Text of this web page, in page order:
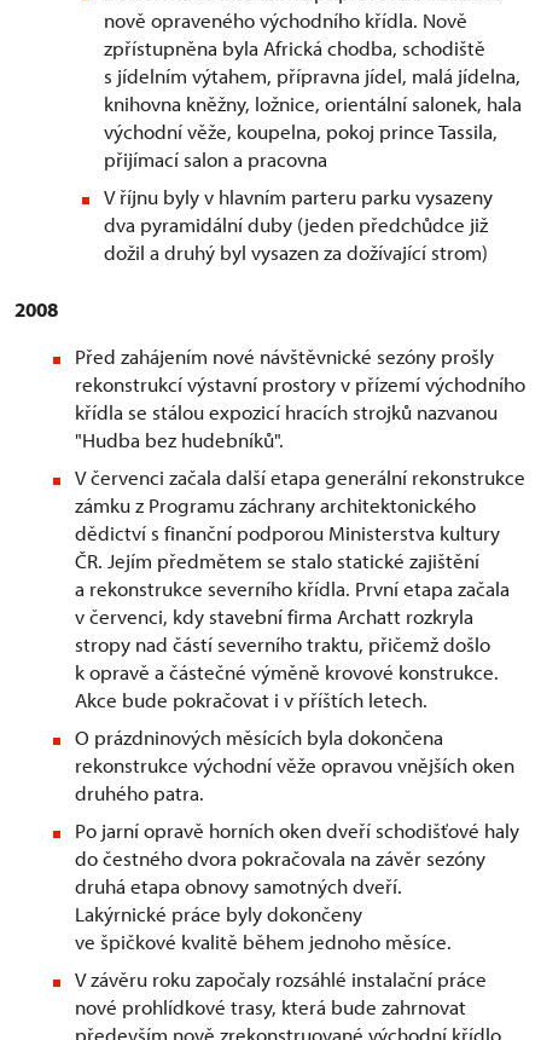
nově opraveného východního křídla. Nově
zpřístupněna byla Africká chodba, schodiště
s jídelním výtahem, přípravna jídel, malá jídelna,
knihovna kněžny, ložnice, orientální salonek, hala
východní věže, koupelna, pokoj prince Tassila,
přijímací salon a pracovna
V říjnu byly v hlavním parteru parku vysazeny
dva pyramidální duby (jeden předchůdce již
dožil a druhý byl vysazen za dožívající strom)
2008
Před zahájením nové návštěvnické sezóny prošly
rekonstrukcí výstavní prostory v přízemí východního
křídla se stálou expozicí hracích strojků nazvanou
"Hudba bez hudebníků".
V červenci začala další etapa generální rekonstrukce
zámku z Programu záchrany architektonického
dědictví s finanční podporou Ministerstva kultury
ČR. Jejím předmětem se stalo statické zajištění
a rekonstrukce severního křídla. První etapa začala
v červenci, kdy stavební firma Archatt rozkryla
stropy nad částí severního traktu, přičemž došlo
k opravě a částečné výměně krovové konstrukce.
Akce bude pokračovat i v příštích letech.
O prázdninových měsících byla dokončena
rekonstrukce východní věže opravou vnějších oken
druhého patra.
Po jarní opravě horních oken dveří schodišťové haly
do čestného dvora pokračovala na závěr sezóny
druhá etapa obnovy samotných dveří.
Lakýrnické práce byly dokončeny
ve špičkové kvalitě během jednoho měsíce.
V závěru roku započaly rozsáhlé instalační práce
nové prohlídkové trasy, která bude zahrnovat
především nově zrekonstruované východní křídlo